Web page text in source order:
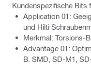
Kundenspezifische Bits
Application 01:
und Hilti
Merkmal: Torsions-
Advantage 01:
B. SMD, SD-M1,